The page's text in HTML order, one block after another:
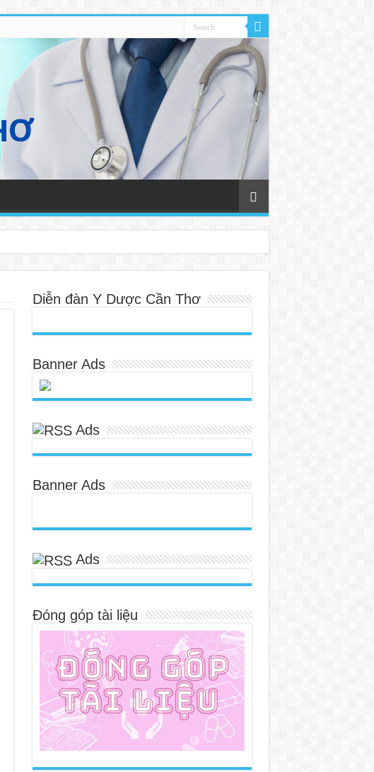
Diễn đàn Y Dược Cần Thơ
Banner Ads
Ads
Banner Ads
Ads
Đóng góp tài liệu